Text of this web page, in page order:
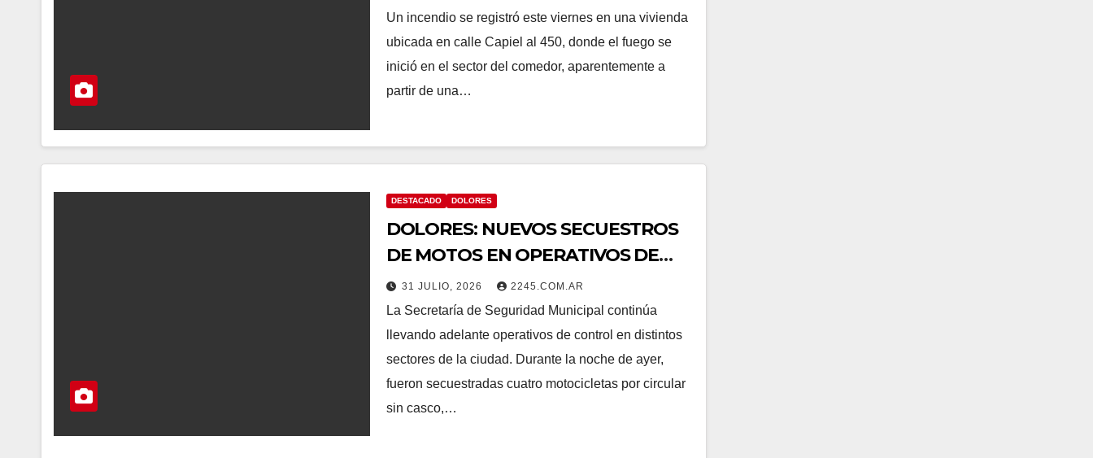
Un incendio se registró este viernes en una vivienda
ubicada en calle Capiel al 450, donde el fuego se
inició en el sector del comedor, aparentemente a
partir de una…
DESTACADO DOLORES
DOLORES: NUEVOS SECUESTROS
DE MOTOS EN OPERATIVOS DE
CONTROL
31 JULIO, 2026 2245.COM.AR
La Secretaría de Seguridad Municipal continúa
llevando adelante operativos de control en distintos
sectores de la ciudad. Durante la noche de ayer,
fueron secuestradas cuatro motocicletas por circular
sin casco,…